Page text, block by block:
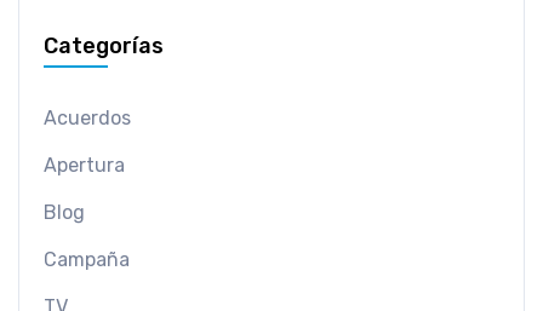
Categorías
Acuerdos
Apertura
Blog
Campaña
TV